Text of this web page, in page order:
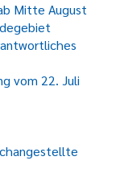
Mitte August
vom 22. Juli